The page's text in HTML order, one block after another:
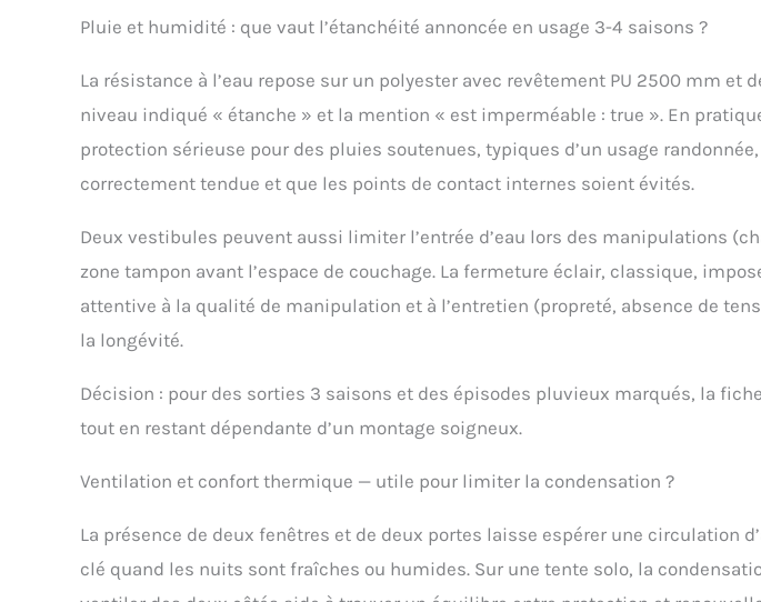
Pluie et humidité : que vaut l’étanchéité annoncée en usage 3-4 saisons ?
La résistance à l’eau repose sur un polyester avec revêtement PU 2500 mm et
niveau indiqué « étanche » et la mention « est imperméable : true ». En
protection sérieuse pour des pluies soutenues, typiques d’un usage
correctement tendue et que les points de contact internes soient évités.
Deux vestibules peuvent aussi limiter l’entrée d’eau lors des manipulations
zone tampon avant l’espace de couchage. La fermeture éclair, classique,
attentive à la qualité de manipulation et à l’entretien (propreté, absence de
la longévité.
Décision : pour des sorties 3 saisons et des épisodes pluvieux marqués, la
tout en restant dépendante d’un montage soigneux.
Ventilation et confort thermique — utile pour limiter la condensation ?
La présence de deux fenêtres et de deux portes laisse espérer une circulation
clé quand les nuits sont fraîches ou humides. Sur une tente solo, la